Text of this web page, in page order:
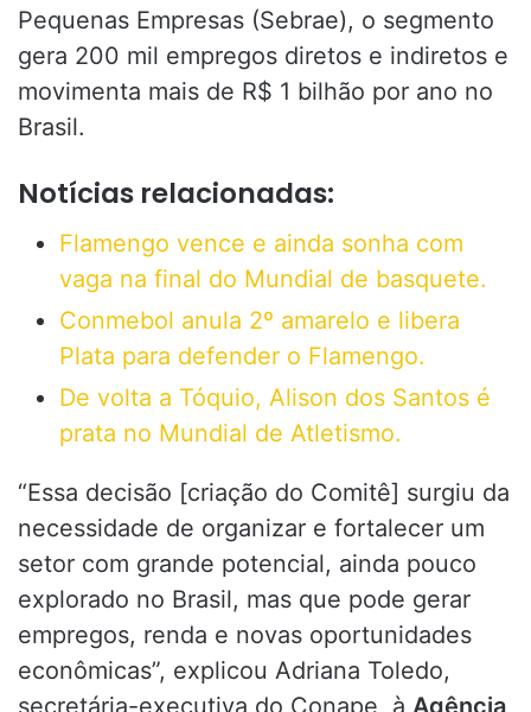
Pequenas Empresas (Sebrae), o segmento
gera 200 mil empregos diretos e indiretos e
movimenta mais de R$ 1 bilhão por ano no
Brasil.
Notícias relacionadas:
Flamengo vence e ainda sonha com
vaga na final do Mundial de basquete.
Conmebol anula 2º amarelo e libera
Plata para defender o Flamengo.
De volta a Tóquio, Alison dos Santos é
prata no Mundial de Atletismo.
“Essa decisão [criação do Comitê] surgiu da
necessidade de organizar e fortalecer um
setor com grande potencial, ainda pouco
explorado no Brasil, mas que pode gerar
empregos, renda e novas oportunidades
econômicas”, explicou Adriana Toledo,